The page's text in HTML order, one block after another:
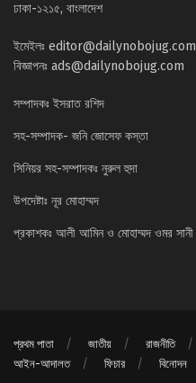
ঢাকা-১২১৫, বাংলাদেশ
ইমেইলঃ editor@dailynobojug.com
বিজ্ঞাপনঃ ads@dailynobojug.com
সম্পাদকঃ ইসরাত রশিদ
সহ-সম্পাদক- জনি জোসেফ কস্তা
সিনিয়র সহ-সম্পাদকঃ নুরুল হুদা
উপদেষ্টাঃ নূর মোহাম্মদ
প্রকাশকঃ আলী আমিন ও মোহাম্মদ ওমর সানী
প্রথম পাতা জাতীয় রাজনীতি
আইন-আদালত
ফিচার বিনোদন